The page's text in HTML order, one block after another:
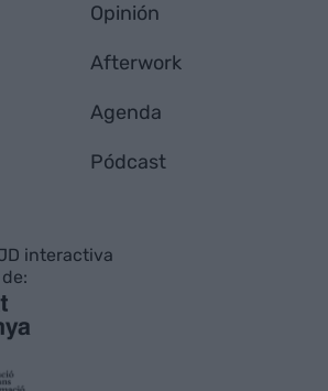
Opinión
Afterwork
Agenda
Pódcast
interactiva